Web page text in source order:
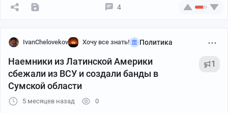
Также известно, что рядом с данным строением
находятся областные управления полиции и Службы
4
IvanChelovekov Хочу все знать! Политика
Наемники из Латинской Америки
сбежали из ВСУ и создали банды в
Сумской области
1
5 месяцев назад 0